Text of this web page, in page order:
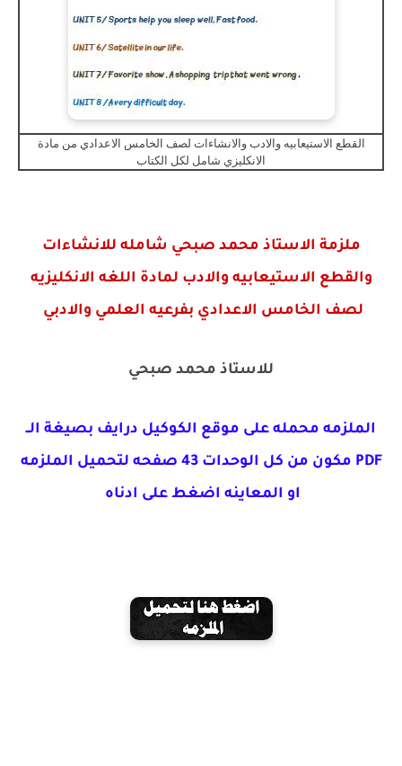
القطع الاستيعابيه والادب والانشاءات لصف الخامس الاعدادي من مادة
الانكليزي شامل لكل الكتاب
ملزمة الاستاذ محمد صبحي شامله للانشاءات
والقطع الاستيعابيه والادب لمادة اللغه الانكليزيه
لصف الخامس الاعدادي بفرعيه العلمي والادبي
للاستاذ محمد صبحي
الملزمه محمله على موقع الكوكيل درايف بصيغة الــ
PDF مكون من كل الوحدات 43 صفحه لتحميل الملزمه
او المعاينه اضغط على ادناه